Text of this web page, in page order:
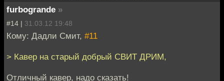
furbogrande »
#14 | 31.03.12 19:48
Кому: Дадли Смит, #11
> Кавер на старый добрый СВИТ ДРИМ,
Отличный кавер, надо сказать!